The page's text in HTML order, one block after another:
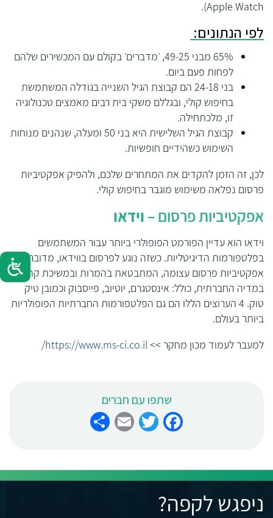
Apple Watch
).
לפי הנתונים:
65% מבני 49-25, ׳מדברים׳ בקולם עם המכשירים שלהם
לפחות פעם ביום.
בני 24-18 הם קבוצת הגיל השנייה בגודלה המשתמשת
בחיפוש קולי, ובגללם משקי בית רבים מאמצים טכנולוגיה
זו, מלכתחילה.
קבוצת הגיל השלישית היא בני 50 ומעלה, שנהנים מנוחות
השימוש כשהידיים חופשיות.
לכן, זה הזמן להקדים את המתחרים שלכם, ולהפיק אפקטיביות
פרסום נפלאה משימוש מוגבר בחיפוש קולי.
אפקטיביות פרסום – וידאו
וידאו הוא עדיין הפורמט הפופולרי ביותר עבור המשתמשים
בפלטפורמות הדיגיטליות. כשזה נוגע לפרסום בווידאו, מדובר על
אפקטיביות פרסום עצומה, המתבטאת בהמרות ובמשיכת קהלים
במדיה החברתית, כולל: אינסטגרם, יוטיוב, פייסבוק וכמובן טיק
טוק. 4 הערוצים הללו הם גם הפלטפורמות החברתיות הפופולריות
ביותר בעולם.
למעבר לעמוד מכון מחקר >>https://www.ms-ci.co.il/
שתפו עם חברים
ניפגש לקפה?